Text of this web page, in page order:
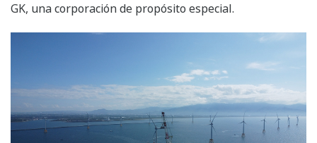
GK, una corporación de propósito especial.